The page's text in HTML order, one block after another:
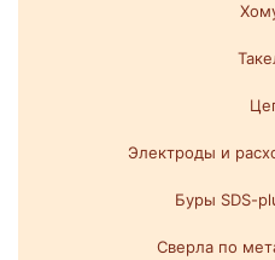
Электроды и
Буры SDS-
Сверла по